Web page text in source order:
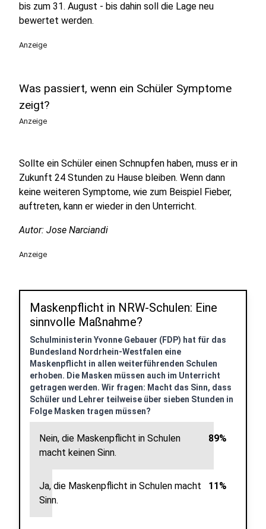
bis zum 31. August - bis dahin soll die Lage neu
bewertet werden.
Anzeige
Was passiert, wenn ein Schüler Symptome
zeigt?
Anzeige
Sollte ein Schüler einen Schnupfen haben, muss er in
Zukunft 24 Stunden zu Hause bleiben. Wenn dann
keine weiteren Symptome, wie zum Beispiel Fieber,
auftreten, kann er wieder in den Unterricht.
Autor: Jose Narciandi
Anzeige
Maskenpflicht in NRW-Schulen: Eine
sinnvolle Maßnahme?
Schulministerin Yvonne Gebauer (FDP) hat für das
Bundesland Nordrhein-Westfalen eine
Maskenpflicht in allen weiterführenden Schulen
erhoben. Die Masken müssen auch im Unterricht
getragen werden. Wir fragen: Macht das Sinn, dass
Schüler und Lehrer teilweise über sieben Stunden in
Folge Masken tragen müssen?
Nein, die Maskenpflicht in Schulen
macht keinen Sinn.
89%
Ja, die Maskenpflicht in Schulen macht
Sinn.
11%